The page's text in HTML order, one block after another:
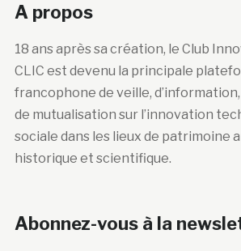
A propos
18 ans après sa création, le Club
CLIC est devenu la principale
francophone de veille,
de mutualisation sur l’innovation
sociale dans les lieux de patrimoine
historique et scientifique.
Abonnez-vous à la